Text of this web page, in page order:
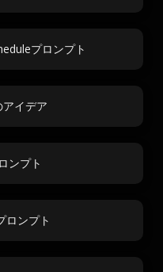
プロンプト
イデア
ンプト
ロンプト